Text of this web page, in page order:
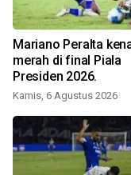
Mariano Peralta
merah di final Piala
Presiden 2026.
Kamis, 6 Agustus 2026